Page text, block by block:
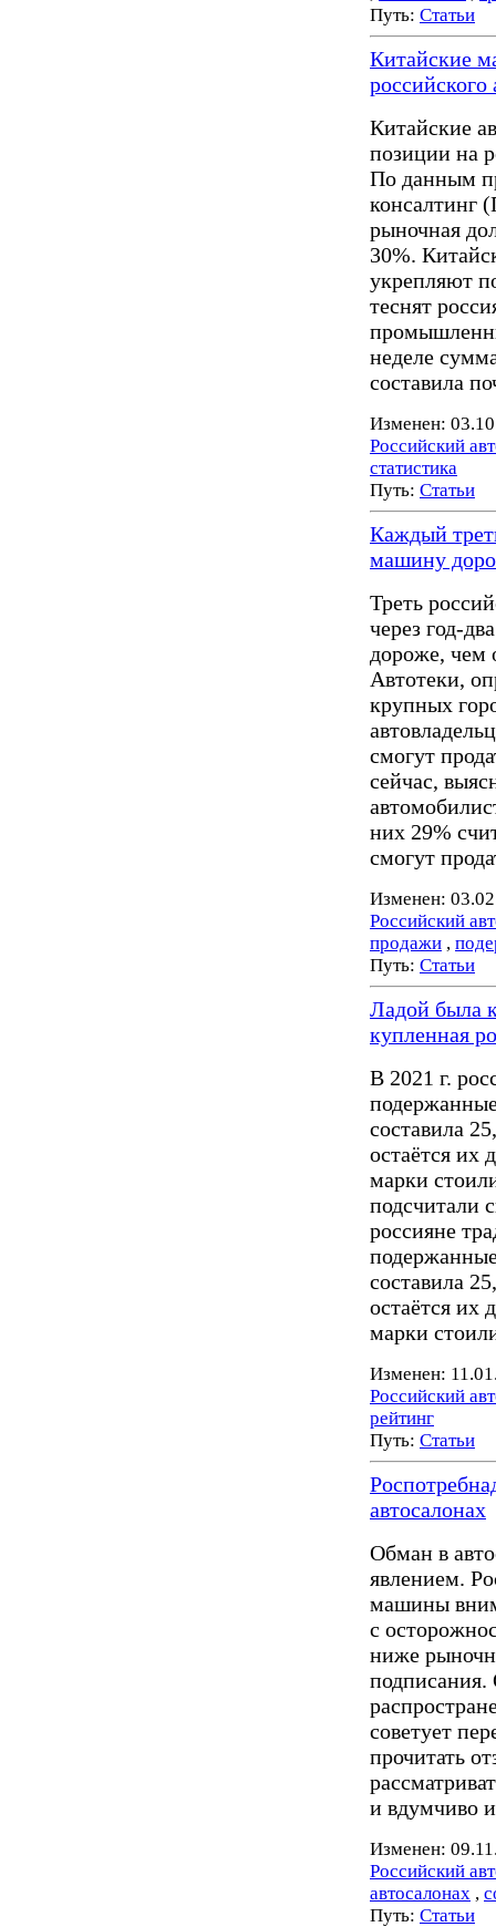
Путь: Статьи
Китайские
российского
Китайские
позиции на
По данным
консалтинг
рыночная
30%.
укрепляют
теснят
неделе
составила
Изменен:
Российский
статистика
Путь: Статьи
Каждый
машину
Треть
через год-
дороже, чем
Автотеки,
крупных
смогут
сейчас,
них 29%
смогут
Изменен:
Российский
продажи ,
Путь: Статьи
Ладой была
купленная
В 2021 г.
составила
остаётся их
марки
подсчитали
россияне
составила
остаётся их
марки
Изменен:
Российский
рейтинг
Путь: Статьи
автосалонах
Обман в
явлением.
машины
с
ниже
подписания.
советует
прочитать
и вдумчиво
Изменен:
Российский
автосалонах ,
Путь: Статьи